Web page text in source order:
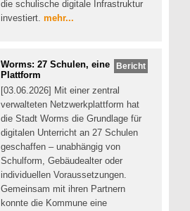
die schulische digitale Infrastruktur
investiert. mehr...
Bericht
Worms: 27 Schulen, eine
Plattform
[03.06.2026] Mit einer zentral
verwalteten Netzwerkplattform hat
die Stadt Worms die Grundlage für
digitalen Unterricht an 27 Schulen
geschaffen – unabhängig von
Schulform, Gebäudealter oder
individuellen Voraussetzungen.
Gemeinsam mit ihren Partnern
konnte die Kommune eine